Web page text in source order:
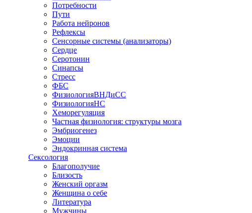
Потребности
Пути
Работа нейронов
Рефлексы
Сенсорные системы (анализаторы)
Сердце
Серотонин
Синапсы
Стресс
ФБС
ФизиологияВНДиСС
ФизиологияНС
Хеморегуляция
Частная физиология: структуры мозга
Эмбриогенез
Эмоции
Эндокринная система
Сексология
Благополучие
Близость
Женский оргазм
Женщина о себе
Литература
Мужчины